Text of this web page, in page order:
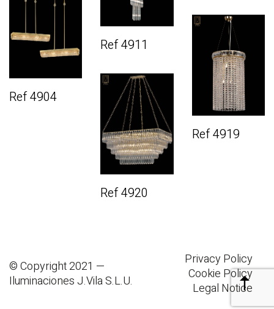
Ref 4911
Ref 4904
Ref 4919
Ref 4920
Privacy Policy
Cookie Policy
Legal Notice
© Copyright 2021 —
Iluminaciones J.Vila S.L.U.